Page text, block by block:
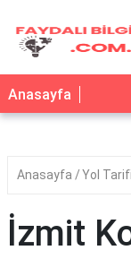
Anasayfa
Anasayfa Yol Tarifi
İzmit